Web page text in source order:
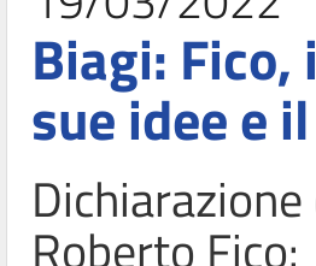
Biagi:
sue idee e
Roberto Fico: